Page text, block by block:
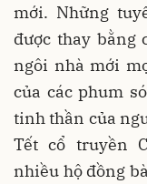
mới. Những
được thay bằng
ngôi nhà mới
của các phum
tinh thần của
Tết cổ truyền
nhiều hộ đồng